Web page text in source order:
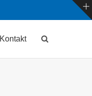
Kontakt